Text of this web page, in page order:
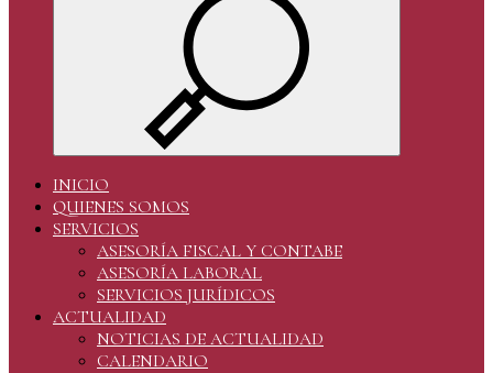
INICIO
QUIENES SOMOS
SERVICIOS
ASESORÍA FISCAL Y CONTABE
ASESORÍA LABORAL
SERVICIOS JURÍDICOS
ACTUALIDAD
NOTICIAS DE ACTUALIDAD
CALENDARIO